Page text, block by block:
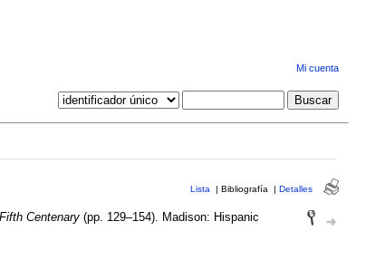
Mi cuenta
Lista | Bibliografía | Detalles
Centenary(pp. 129–154). Madison: Hispanic